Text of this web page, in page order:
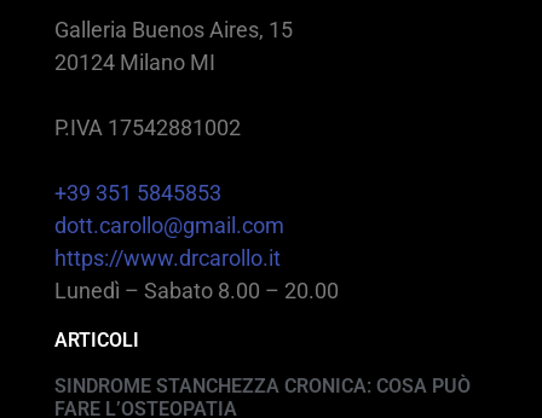
Galleria Buenos Aires, 15
20124 Milano MI
P.IVA 17542881002
+39 351 5845853
dott.carollo@gmail.com
https://www.drcarollo.it
Lunedì – Sabato 8.00 – 20.00
ARTICOLI
SINDROME STANCHEZZA CRONICA: COSA PUÒ
FARE L’OSTEOPATIA